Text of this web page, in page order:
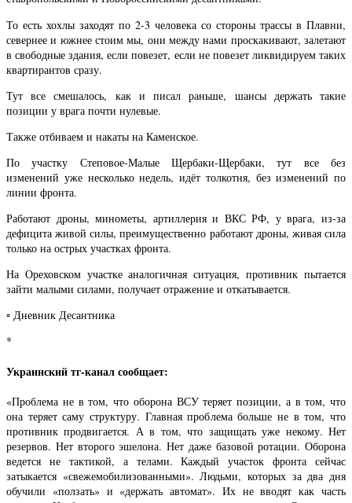
То есть хохлы заходят по 2-3 человека со стороны трассы в Плавни,
севернее и южнее стоим мы, они между нами проскакивают, залетают
в свободные здания, если повезет, если не повезет ликвидируем таких
квартирантов сразу.
Тут все смешалось, как и писал раньше, шансы держать такие
позиции у врага почти нулевые.
Также отбиваем и накаты на Каменское.
По участку Степовое-Малые Щербаки-Щербаки, тут все без
изменений уже несколько недель, идёт толкотня, без изменений по
линии фронта.
Работают дроны, минометы, артиллерия и ВКС РФ, у врага, из-за
дефицита живой силы, преимущественно работают дроны, живая сила
только на острых участках фронта.
На Ореховском участке аналогичная ситуация, противник пытается
зайти малыми силами, получает отражение и откатывается.
▫️ Дневник Десантника
*
Украинский тг-канал сообщает:
«Проблема не в том, что оборона ВСУ теряет позиции, а в том, что
она теряет саму структуру. Главная проблема больше не в том, что
противник продвигается. А в том, что защищать уже некому. Нет
резервов. Нет второго эшелона. Нет даже базовой ротации. Оборона
ведется не тактикой, а телами. Каждый участок фронта сейчас
затыкается «свежемобилизованными». Людьми, которых за два дня
обучили «ползать» и «держать автомат». Их не вводят как часть